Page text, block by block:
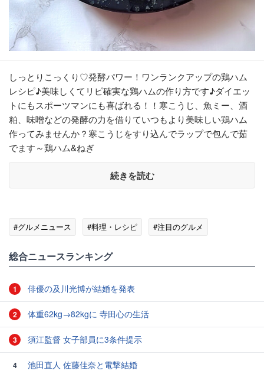
しっとりこっくり♡発酵パワー！ワンランクアップの鶏ハム
レシピ♪美味しくてリピ確実な鶏ハムの作り方です♪ダイエッ
トにもスポーツマンにも喜ばれる！！寒こうじ、魚ミー、酒
粕、味噌などの発酵の力を借りていつもより美味しい鶏ハム
作ってみませんか？寒こうじをすり込んでラップで包んで茹
でます～鶏ハム&ねぎ
続きを読む
#グルメニュース #料理・レシピ #注目のグルメ
総合ニュースランキング
1 俳優の及川光博が結婚を発表
2 体重62kg→82kgに 寺田心の生活
3 須江監督 女子部員に3条件提示
4 池田直人 佐藤佳奈と電撃結婚